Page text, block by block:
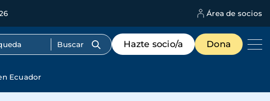
Área de socios
Menú
de
destacados
Hazte socio/a Dona
Ecuador